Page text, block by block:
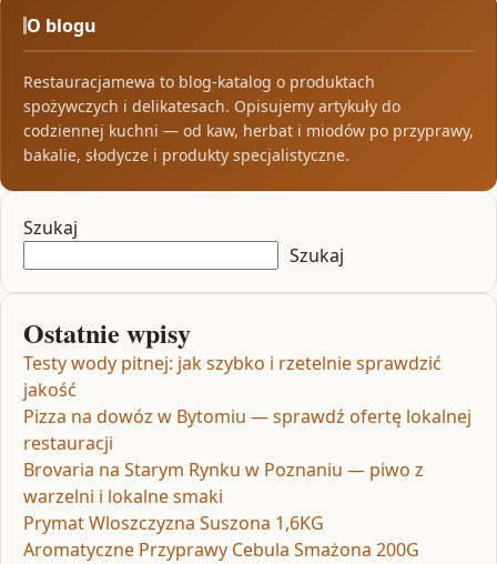
O blogu
Restauracjamewa to blog-katalog o produktach
spożywczych i delikatesach. Opisujemy artykuły do
codziennej kuchni — od kaw, herbat i miodów po przyprawy,
bakalie, słodycze i produkty specjalistyczne.
Szukaj
Szukaj
Ostatnie wpisy
Testy wody pitnej: jak szybko i rzetelnie sprawdzić
jakość
Pizza na dowóz w Bytomiu — sprawdź ofertę lokalnej
restauracji
Brovaria na Starym Rynku w Poznaniu — piwo z
warzelni i lokalne smaki
Prymat Wloszczyzna Suszona 1,6KG
Aromatyczne Przyprawy Cebula Smażona 200G